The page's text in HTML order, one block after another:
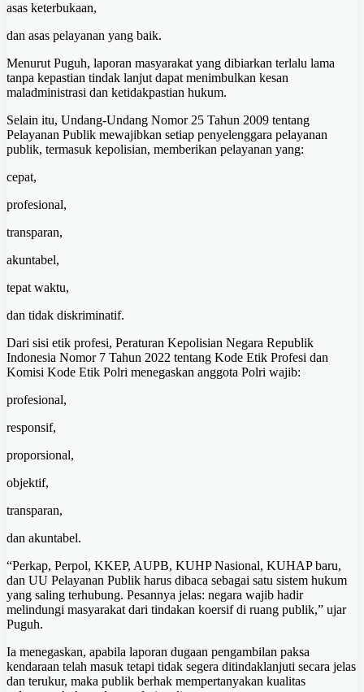
asas keterbukaan,
dan asas pelayanan yang baik.
Menurut Puguh, laporan masyarakat yang dibiarkan terlalu lama
tanpa kepastian tindak lanjut dapat menimbulkan kesan
maladministrasi dan ketidakpastian hukum.
Selain itu, Undang-Undang Nomor 25 Tahun 2009 tentang
Pelayanan Publik mewajibkan setiap penyelenggara pelayanan
publik, termasuk kepolisian, memberikan pelayanan yang:
cepat,
profesional,
transparan,
akuntabel,
tepat waktu,
dan tidak diskriminatif.
Dari sisi etik profesi, Peraturan Kepolisian Negara Republik
Indonesia Nomor 7 Tahun 2022 tentang Kode Etik Profesi dan
Komisi Kode Etik Polri menegaskan anggota Polri wajib:
profesional,
responsif,
proporsional,
objektif,
transparan,
dan akuntabel.
“Perkap, Perpol, KKEP, AUPB, KUHP Nasional, KUHAP baru,
dan UU Pelayanan Publik harus dibaca sebagai satu sistem hukum
yang saling terhubung. Pesannya jelas: negara wajib hadir
melindungi masyarakat dari tindakan koersif di ruang publik,” ujar
Puguh.
Ia menegaskan, apabila laporan dugaan pengambilan paksa
kendaraan telah masuk tetapi tidak segera ditindaklanjuti secara jelas
dan terukur, maka publik berhak mempertanyakan kualitas